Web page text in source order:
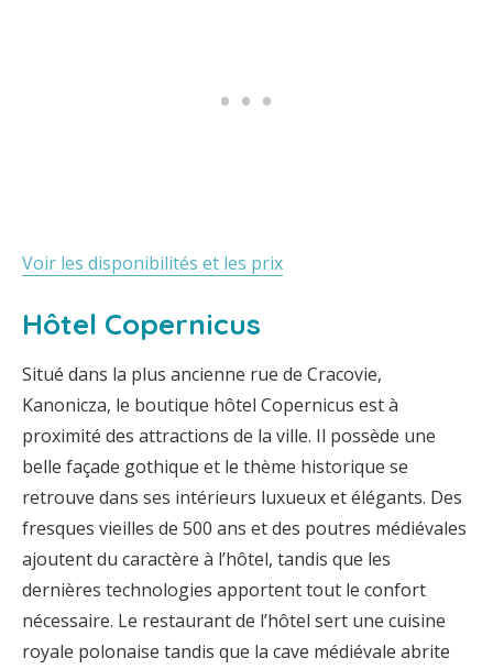
Voir les disponibilités et les prix
Hôtel Copernicus
Situé dans la plus ancienne rue de Cracovie,
Kanonicza, le boutique hôtel Copernicus est à
proximité des attractions de la ville. Il possède une
belle façade gothique et le thème historique se
retrouve dans ses intérieurs luxueux et élégants. Des
fresques vieilles de 500 ans et des poutres médiévales
ajoutent du caractère à l’hôtel, tandis que les
dernières technologies apportent tout le confort
nécessaire. Le restaurant de l’hôtel sert une cuisine
royale polonaise tandis que la cave médiévale abrite